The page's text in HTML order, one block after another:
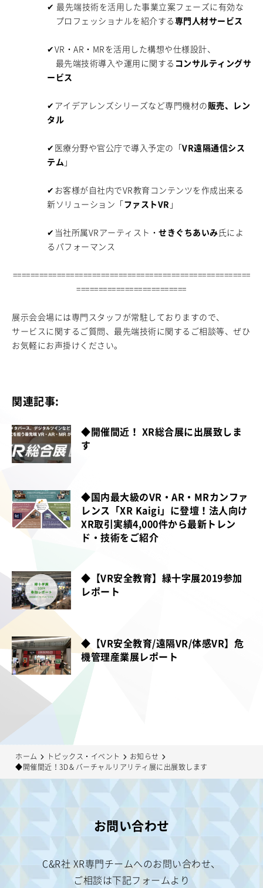
✔ 最先端技術を活用した事業立案フェーズに有効な
プロフェッショナルを紹介する専門人材サービス
✔VR・AR・MRを活用した構想や仕様設計、
最先端技術導入や運用に関する コンサルティングサ
ービス
✔アイデアレンズシリーズなど専門機材の販売、レン
タル
✔医療分野や官公庁で導入予定の「VR遠隔通信シス
テム 」
✔お客様が自社内でVR教育コンテンツを作成出来る
新ソリューション「ファストVR 」
✔当社所属VRアーティスト・ せきぐちあいみ氏によ
るパフォーマンス
======================================================
=========================
展示会会場には専門スタッフが常駐しておりますので、
サービスに関するご質問、最先端技術に関するご相談等、ぜひ
お気軽にお声掛けください。
関連記事:
◆開催間近！ XR総合展に出展致しま
す
◆国内最大級のVR・AR・MRカンファ
レンス「XR Kaigi」に登壇！法人向け
XR取引実績4,000件から最新トレン
ド・技術をご紹介
◆【VR安全教育】緑十字展2019参加
レポート
◆【VR安全教育/遠隔VR/体感VR】危
機管理産業展レポート
ホーム トピックス・イベント
お知らせ
◆開催間近！3D＆バーチャルリアリティ展に出展致します
お問い合わせ
C&R社 XR専門チームへのお問い合わせ、
ご相談は下記フォームより